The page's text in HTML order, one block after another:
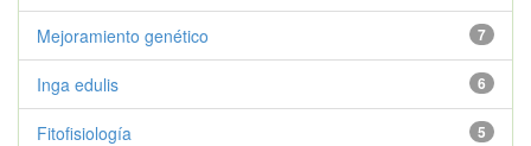
7
Mejoramiento genético
6
Inga edulis
5
Fitofisiología